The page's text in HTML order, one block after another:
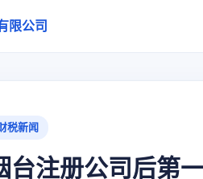
限公司
税新闻
台注册公司后第